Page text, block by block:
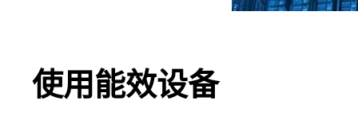
使用能效设备